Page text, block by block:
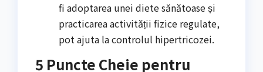
fi adoptarea unei diete sănătoase și
practicarea activității fizice regulate,
pot ajuta la controlul hipertricozei.
5 Puncte Cheie pentru